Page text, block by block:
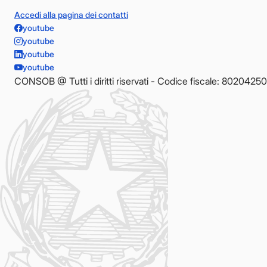
Accedi alla pagina dei contatti
youtube
youtube
youtube
youtube
CONSOB @ Tutti i diritti riservati - Codice fiscale: